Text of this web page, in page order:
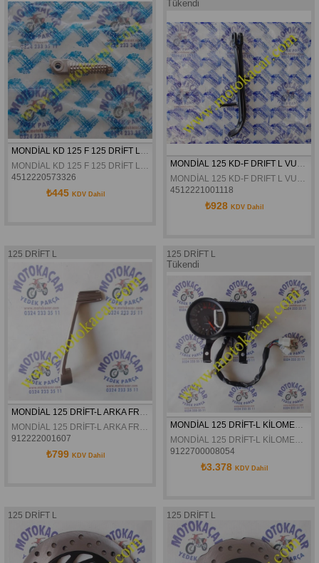
MONDİAL KD 125 F 125 DRİFT L VULTURE 125 İ ZONTES S250 ÖN BASAMAK SAĞ ORJİNAL
MONDİAL KD 125 F 125 DRİFT L VULTURE 125 İ ZONTES S250 ÖN BASAMAK SAĞ ORJİNAL
4512220573326
₺445 KDV Dahil
Tükendi
MONDİAL 125 KD-F DRIFT L VULTURE 125 İ YAN SEHPA ORJINAL
MONDİAL 125 KD-F DRIFT L VULTURE 125 İ YAN SEHPA ORJINAL
4512221001118
₺928 KDV Dahil
125 DRİFT L
MONDİAL 125 DRİFT-L ARKA FREN PEDALI
MONDİAL 125 DRİFT-L ARKA FREN PEDALI
912222001607
₺799 KDV Dahil
125 DRİFT L
Tükendi
MONDİAL 125 DRİFT-L KİLOMETRE
MONDİAL 125 DRİFT-L KİLOMETRE
9122700008054
₺3.378 KDV Dahil
125 DRİFT L 125 DRİFT L